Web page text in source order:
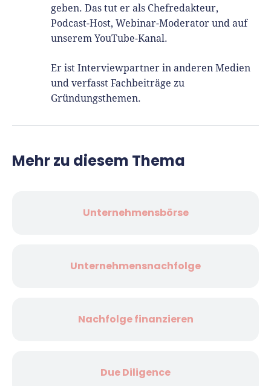
geben. Das tut er als Chefredakteur,
Podcast-Host, Webinar-Moderator und auf
unserem YouTube-Kanal.
Er ist Interviewpartner in anderen Medien
und verfasst Fachbeiträge zu
Gründungsthemen.
Mehr zu diesem Thema
Unternehmensbörse
Unternehmensnachfolge
Nachfolge finanzieren
Due Diligence